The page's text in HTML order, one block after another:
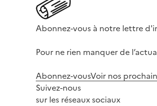
Abonnez-vous à notre lettre
Pour ne rien manquer de
Abonnez-vousVoir nos
Suivez-nous
sur les réseaux sociaux